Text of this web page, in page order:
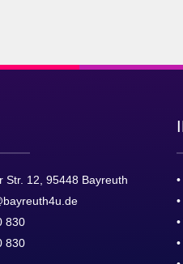
Str. 12, 95448 Bayreuth
830
830